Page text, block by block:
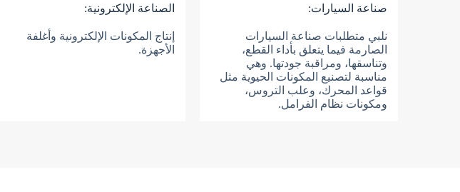
صناعة السيارات:
نلبي متطلبات صناعة السيارات
الصارمة فيما يتعلق بأداء القطع،
وتناسقها، ومراقبة جودتها. وهي
مناسبة لتصنيع المكونات الحيوية مثل
قواعد المحرك، وعلب التروس،
ومكونات نظام الفرامل.
الصناعة الإلكترونية:
إنتاج المكونات الإلكترونية وأغلفة
الأجهزة.